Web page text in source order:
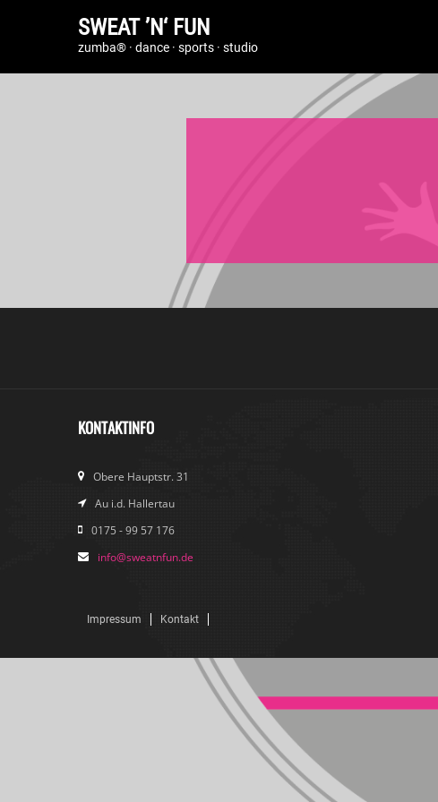
SWEAT ’N‘ FUN
zumba® · dance · sports · studio
KONTAKTINFO
Obere Hauptstr. 31
Au i.d. Hallertau
0175 - 99 57 176
info@sweatnfun.de
Impressum Kontakt